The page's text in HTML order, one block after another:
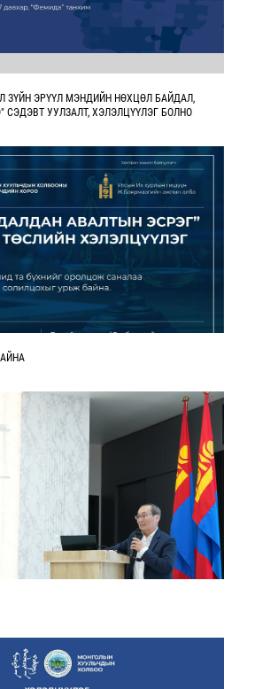
ЗҮЙН ЭРҮҮЛ МЭНДИЙН НӨХЦӨЛ БАЙДАЛ,
СЭДЭВТ УУЛЗАЛТ, ХЭЛЭЛЦҮҮЛЭГ БОЛНО